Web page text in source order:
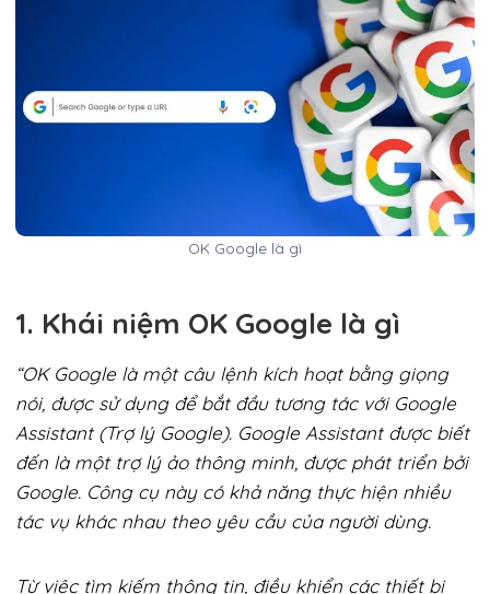
OK Google là gì
1. Khái niệm OK Google là gì
“OK Google là một câu lệnh kích hoạt bằng giọng
nói, được sử dụng để bắt đầu tương tác với Google
Assistant (Trợ lý Google). Google Assistant được biết
đến là một trợ lý ảo thông minh, được phát triển bởi
Google. Công cụ này có khả năng thực hiện nhiều
tác vụ khác nhau theo yêu cầu của người dùng.
Từ việc tìm kiếm thông tin, điều khiển các thiết bị